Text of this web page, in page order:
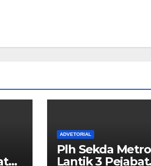
ADVETORIAL
Plh Sekda Metro
Lantik 3 Pejabat